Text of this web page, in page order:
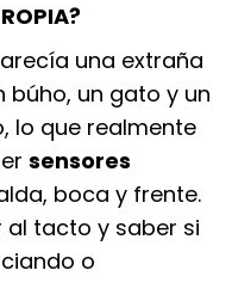
una extraña
búho, un gato y un
lo que realmente
sensores
boca y frente.
al tacto y saber si
o